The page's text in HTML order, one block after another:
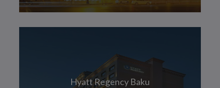
Hyatt Regency Baku